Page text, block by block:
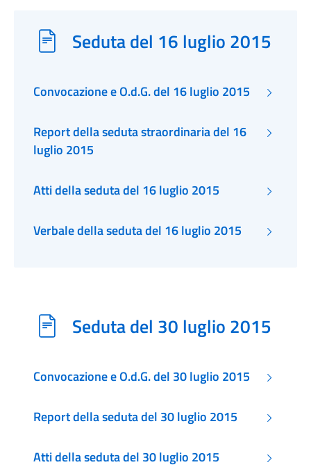
Seduta del 16 luglio 2015
Convocazione e O.d.G. del 16 luglio 2015
Report della seduta straordinaria del 16
luglio 2015
Atti della seduta del 16 luglio 2015
Verbale della seduta del 16 luglio 2015
Seduta del 30 luglio 2015
Convocazione e O.d.G. del 30 luglio 2015
Report della seduta del 30 luglio 2015
Atti della seduta del 30 luglio 2015